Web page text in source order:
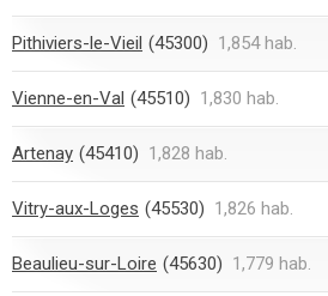
Pithiviers-le-Vieil (45300) 1,854 hab.
Vienne-en-Val (45510) 1,830 hab.
Artenay (45410) 1,828 hab.
Vitry-aux-Loges (45530) 1,826 hab.
Beaulieu-sur-Loire (45630) 1,779 hab.